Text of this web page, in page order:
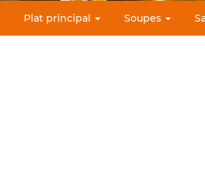
Plat principal Soupes